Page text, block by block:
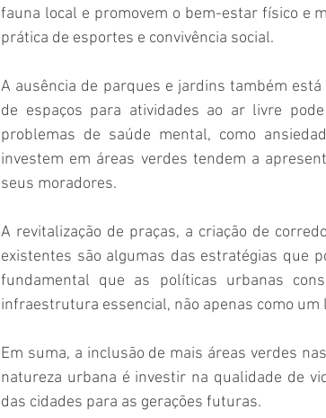
fauna local e promovem o bem-estar físico e
prática de esportes e convivência social.
A ausência de parques e jardins também
de espaços para atividades ao ar livre
problemas de saúde mental, como
investem em áreas verdes tendem a
seus moradores.
A revitalização de praças, a criação de
existentes são algumas das estratégias que
fundamental que as políticas urbanas
infraestrutura essencial, não apenas como um
Em suma, a inclusão de mais áreas verdes
natureza urbana é investir na qualidade de
das cidades para as gerações futuras.